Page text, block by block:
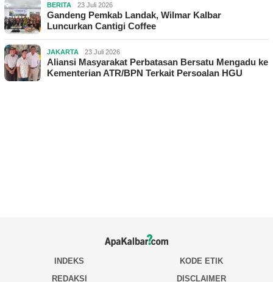
BERITA 23 Juli 2026
Gandeng Pemkab Landak, Wilmar Kalbar
Luncurkan Cantigi Coffee
JAKARTA 23 Juli 2026
Aliansi Masyarakat Perbatasan Bersatu Mengadu ke
Kementerian ATR/BPN Terkait Persoalan HGU